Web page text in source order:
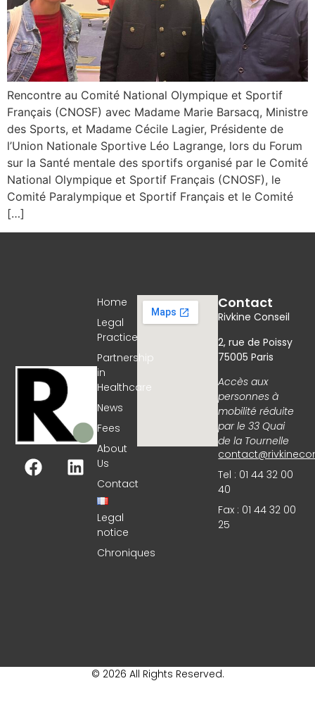
Rencontre au Comité National Olympique et Sportif
Français (CNOSF) avec Madame Marie Barsacq, Ministre
des Sports, et Madame Cécile Lagier, Présidente de
l’Union Nationale Sportive Léo Lagrange, lors du Forum
sur la Santé mentale des sportifs organisé par le Comité
National Olympique et Sportif Français (CNOSF), le
Comité Paralympique et Sportif Français et le Comité
[…]
Home
Legal
Practice
Partnership
in
Healthcare
News
Fees
About
Us
Contact
Legal
notice
Chroniques
Contact
Rivkine Conseil
2, rue de Poissy
75005 Paris
Accès aux
personnes à
mobilité réduite
par le 33 Quai
de la Tournelle
Tel : 01 44 32 00
40
Fax : 01 44 32 00
25
© 2026 All Rights Reserved.